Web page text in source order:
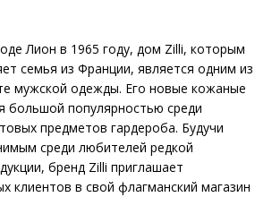
Лион в 1965 году, дом Zilli, которым
семья из Франции, является одним из
мужской одежды. Его новые кожаные
большой популярностью среди
предметов гардероба. Будучи
среди любителей редкой
бренд Zilli приглашает
клиентов в свой флагманский магазин